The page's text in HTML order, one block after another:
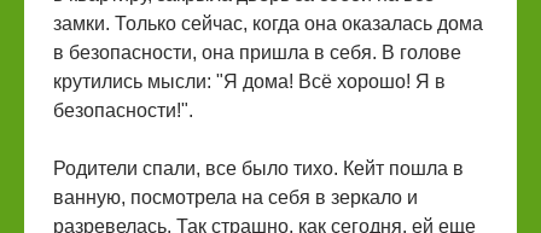
замки. Только сейчас, когда она оказалась дома
в безопасности, она пришла в себя. В голове
крутились мысли: "Я дома! Всё хорошо! Я в
безопасности!".
Родители спали, все было тихо. Кейт пошла в
ванную, посмотрела на себя в зеркало и
разревелась. Так страшно, как сегодня, ей еще